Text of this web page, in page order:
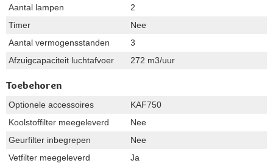
Aantal lampen
2
Timer
Nee
Aantal vermogensstanden
3
Afzuigcapaciteit luchtafvoer
272 m3/uur
Toebehoren
Optionele accessoires
KAF750
Koolstoffilter meegeleverd
Nee
Geurfilter inbegrepen
Nee
Vetfilter meegeleverd
Ja